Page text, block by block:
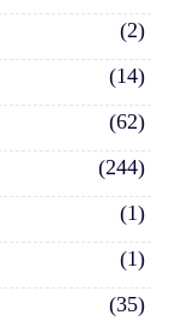
(2)
(14)
(62)
(244)
(1)
(1)
(35)